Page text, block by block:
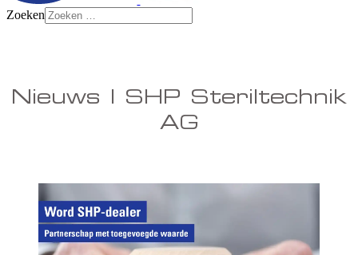
Zoeken
Nieuws | SHP Steriltechnik
AG